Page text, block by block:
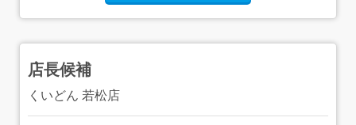
店長候補
くいどん 若松店